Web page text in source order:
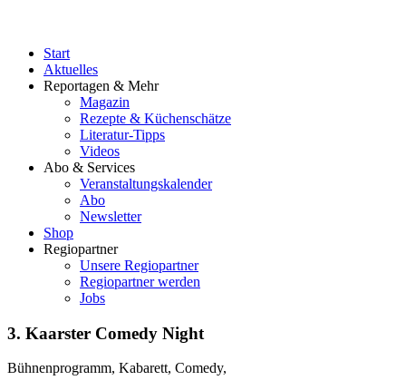
Start
Aktuelles
Reportagen & Mehr
Magazin
Rezepte & Küchenschätze
Literatur-Tipps
Videos
Abo & Services
Veranstaltungskalender
Abo
Newsletter
Shop
Regiopartner
Unsere Regiopartner
Regiopartner werden
Jobs
3. Kaarster Comedy Night
Bühnenprogramm, Kabarett, Comedy,